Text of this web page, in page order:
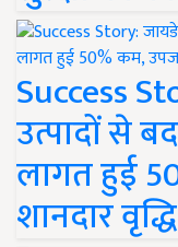
Success
उत्पादों से
लागत हुई
शानदार